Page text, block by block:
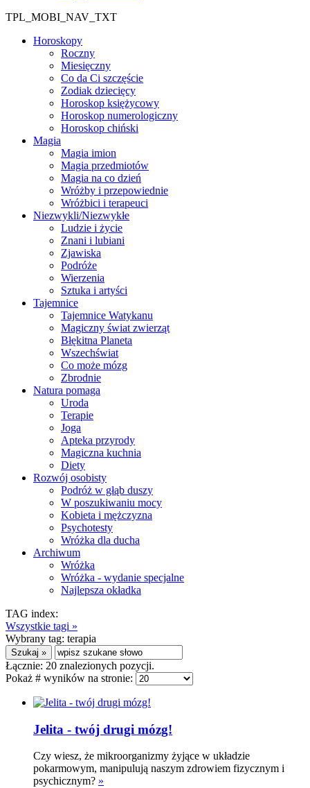
TPL_MOBI_NAV_TXT
Horoskopy
Roczny
Miesięczny
Co da Ci szczęście
Zodiak dziecięcy
Horoskop księżycowy
Horoskop numerologiczny
Horoskop chiński
Magia
Magia imion
Magia przedmiotów
Magia na co dzień
Wróżby i przepowiednie
Wróżbici i terapeuci
Niezwykli/Niezwykłe
Ludzie i życie
Znani i lubiani
Zjawiska
Podróże
Wierzenia
Sztuka i artyści
Tajemnice
Tajemnice Watykanu
Magiczny świat zwierząt
Błękitna Planeta
Wszechświat
Co może mózg
Zbrodnie
Natura pomaga
Uroda
Terapie
Joga
Apteka przyrody
Magiczna kuchnia
Diety
Rozwój osobisty
Podróż w głąb duszy
W poszukiwaniu mocy
Kobieta i mężczyzna
Psychotesty
Wróżka dla ducha
Archiwum
Wróżka
Wróżka - wydanie specjalne
Najlepsza okładka
TAG index:
Wszystkie tagi »
Wybrany tag: terapia
Łącznie: 20 znalezionych pozycji.
Pokaż # wyników na stronie:
Jelita - twój drugi mózg!
Czy wiesz, że mikroorganizmy żyjące w układzie
pokarmowym, manipulują naszym zdrowiem fizycznym i
psychicznym? »